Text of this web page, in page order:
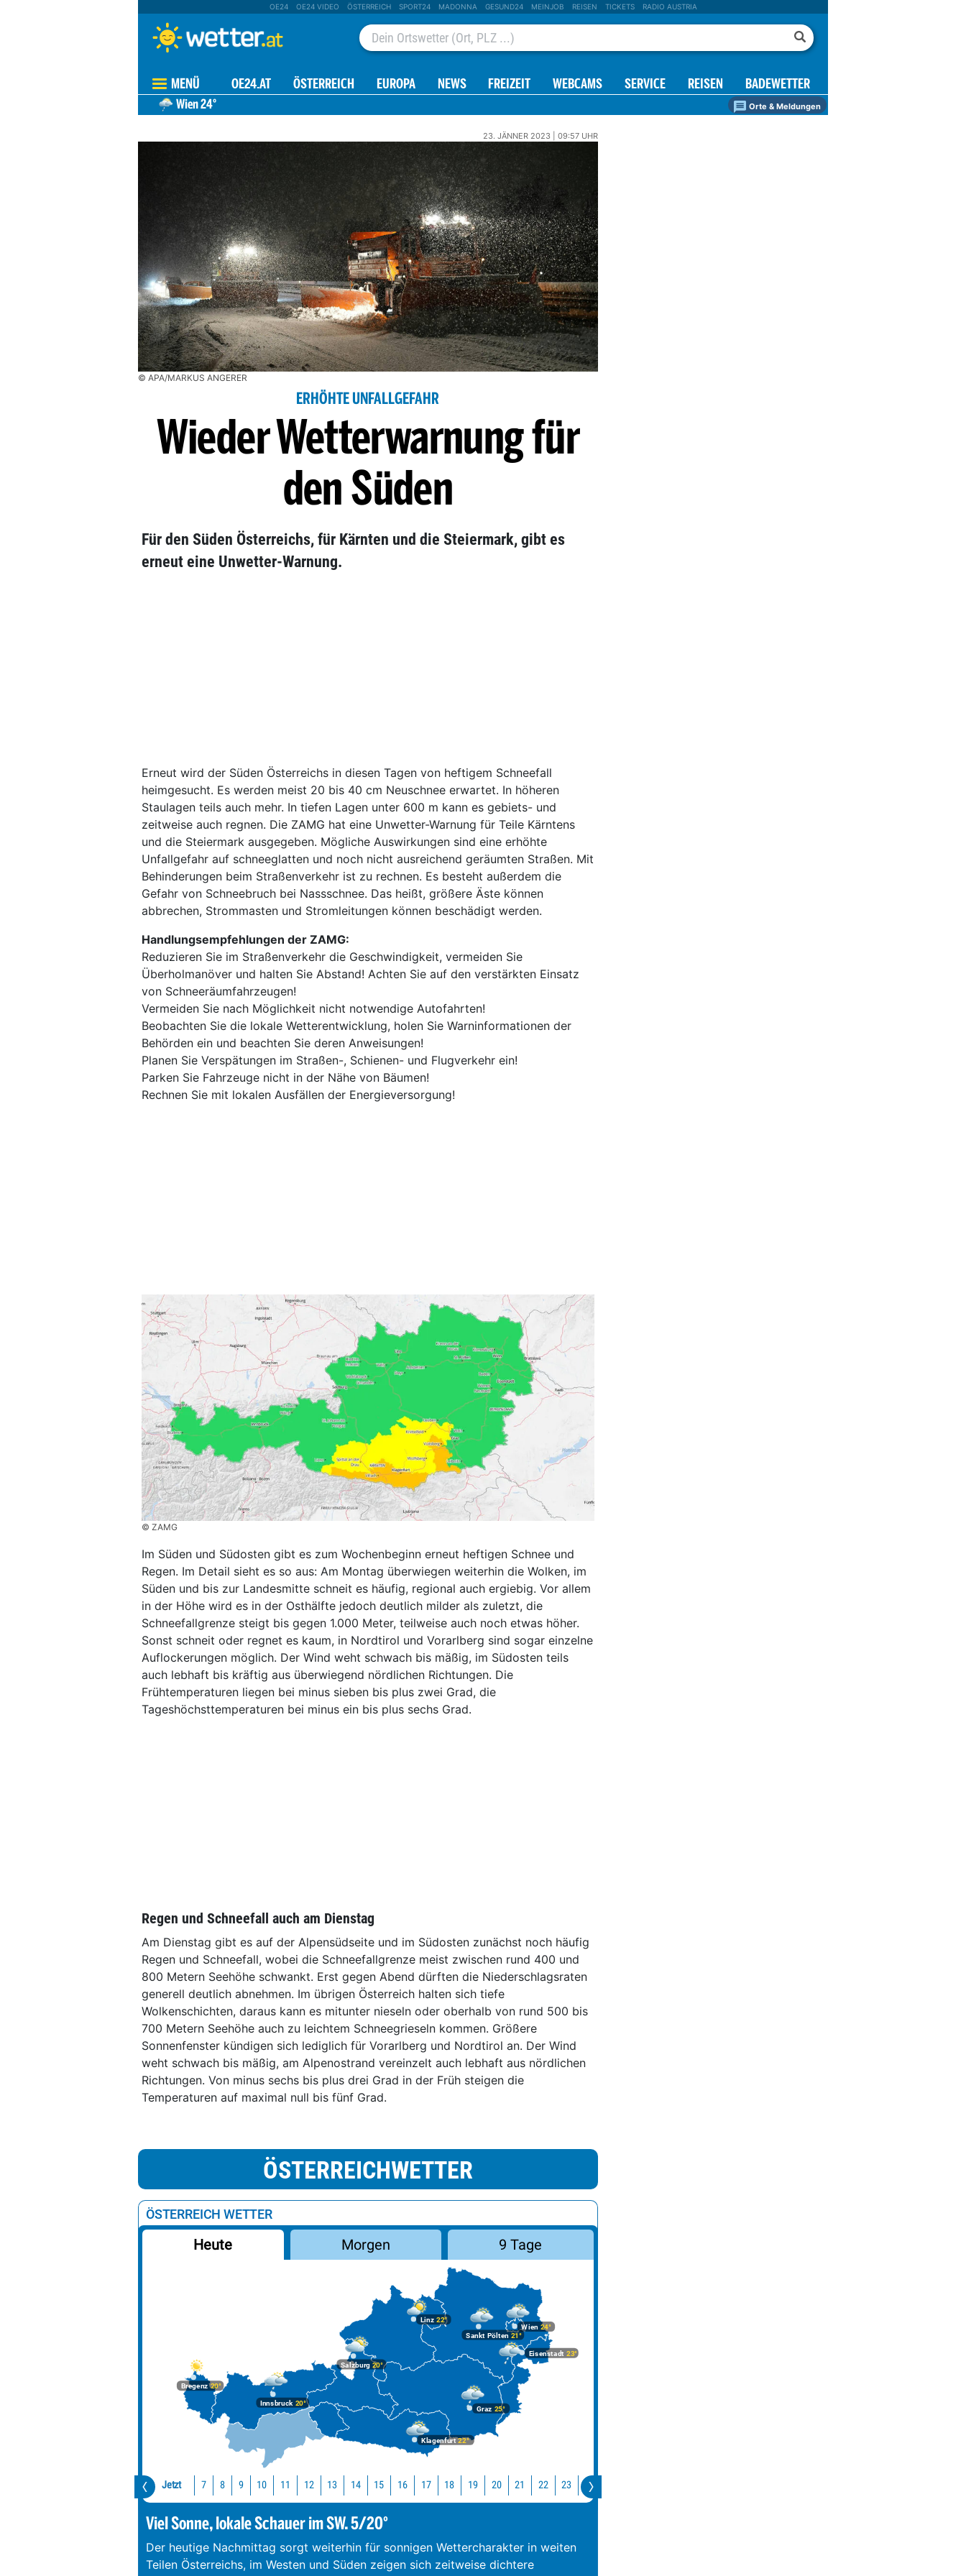
OE24 OE24 VIDEO ÖSTERREICH SPORT24 MADONNA GESUND24 MEINJOB REISEN TICKETS RADIO AUSTRIA
MENÜ OE24.AT ÖSTERREICH EUROPA NEWS FREIZEIT WEBCAMS SERVICE REISEN BADEWETTER
Wien24° Orte & Meldungen
23. JÄNNER 2023 | 09:57 UHR
© APA/MARKUS ANGERER
ERHÖHTE UNFALLGEFAHR
Wieder Wetterwarnung für
den Süden
Für den Süden Österreichs, für Kärnten und die Steiermark, gibt es
erneut eine Unwetter-Warnung.
Erneut wird der Süden Österreichs in diesen Tagen von heftigem Schneefall
heimgesucht. Es werden meist 20 bis 40 cm Neuschnee erwartet. In höheren
Staulagen teils auch mehr. In tiefen Lagen unter 600 m kann es gebiets- und
zeitweise auch regnen. Die ZAMG hat eine Unwetter-Warnung für Teile Kärntens
und die Steiermark ausgegeben. Mögliche Auswirkungen sind eine erhöhte
Unfallgefahr auf schneeglatten und noch nicht ausreichend geräumten Straßen. Mit
Behinderungen beim Straßenverkehr ist zu rechnen. Es besteht außerdem die
Gefahr von Schneebruch bei Nassschnee. Das heißt, größere Äste können
abbrechen, Strommasten und Stromleitungen können beschädigt werden.
Handlungsempfehlungen der ZAMG:
Reduzieren Sie im Straßenverkehr die Geschwindigkeit, vermeiden Sie
Überholmanöver und halten Sie Abstand! Achten Sie auf den verstärkten Einsatz
von Schneeräumfahrzeugen!
Vermeiden Sie nach Möglichkeit nicht notwendige Autofahrten!
Beobachten Sie die lokale Wetterentwicklung, holen Sie Warninformationen der
Behörden ein und beachten Sie deren Anweisungen!
Planen Sie Verspätungen im Straßen-, Schienen- und Flugverkehr ein!
Parken Sie Fahrzeuge nicht in der Nähe von Bäumen!
Rechnen Sie mit lokalen Ausfällen der Energieversorgung!
© ZAMG
Im Süden und Südosten gibt es zum Wochenbeginn erneut heftigen Schnee und
Regen. Im Detail sieht es so aus: Am Montag überwiegen weiterhin die Wolken, im
Süden und bis zur Landesmitte schneit es häufig, regional auch ergiebig. Vor allem
in der Höhe wird es in der Osthälfte jedoch deutlich milder als zuletzt, die
Schneefallgrenze steigt bis gegen 1.000 Meter, teilweise auch noch etwas höher.
Sonst schneit oder regnet es kaum, in Nordtirol und Vorarlberg sind sogar einzelne
Auflockerungen möglich. Der Wind weht schwach bis mäßig, im Südosten teils
auch lebhaft bis kräftig aus überwiegend nördlichen Richtungen. Die
Frühtemperaturen liegen bei minus sieben bis plus zwei Grad, die
Tageshöchsttemperaturen bei minus ein bis plus sechs Grad.
Regen und Schneefall auch am Dienstag
Am Dienstag gibt es auf der Alpensüdseite und im Südosten zunächst noch häufig
Regen und Schneefall, wobei die Schneefallgrenze meist zwischen rund 400 und
800 Metern Seehöhe schwankt. Erst gegen Abend dürften die Niederschlagsraten
generell deutlich abnehmen. Im übrigen Österreich halten sich tiefe
Wolkenschichten, daraus kann es mitunter nieseln oder oberhalb von rund 500 bis
700 Metern Seehöhe auch zu leichtem Schneegrieseln kommen. Größere
Sonnenfenster kündigen sich lediglich für Vorarlberg und Nordtirol an. Der Wind
weht schwach bis mäßig, am Alpenostrand vereinzelt auch lebhaft aus nördlichen
Richtungen. Von minus sechs bis plus drei Grad in der Früh steigen die
Temperaturen auf maximal null bis fünf Grad.
ÖSTERREICHWETTER
ÖSTERREICH WETTER
Heute Morgen 9 Tage
Bregenz20°
Graz 25°
Innsbruck20°
Klagenfurt22°
Linz 22°
Salzburg20°
Wien 24°
Eisenstadt 23°
Sankt Pölten 21°
Jetzt 7 8 9 10 11 12 13 14 15 16 17 18 19 20 21 22 23 0
Viel Sonne, lokale Schauer im SW. 5/20°
Der heutige Nachmittag sorgt weiterhin für sonnigen Wettercharakter in weiten
Teilen Österreichs, im Westen und Süden zeigen sich zeitweise dichtere